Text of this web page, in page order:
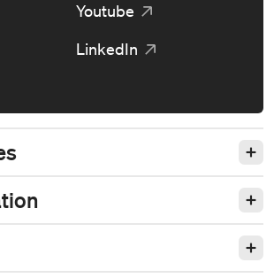
Youtube
LinkedIn